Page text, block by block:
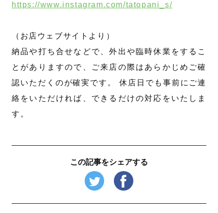
https://www.instagram.com/tatopani_s/
（お店ウェブサイトより）
納品や打ち合せなどで、外出や臨時休業をするこ
とがありますので、ご来店の際はあらかじめご確
認いただくのが確実です。 休店日でも事前にご連
絡をいただければ、できるだけの対応をいたしま
す。
この記事をシェアする